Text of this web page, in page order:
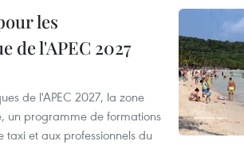
les
de l'APEC 2027
de l'APEC 2027, la zone
un programme de formations
et aux professionnels du